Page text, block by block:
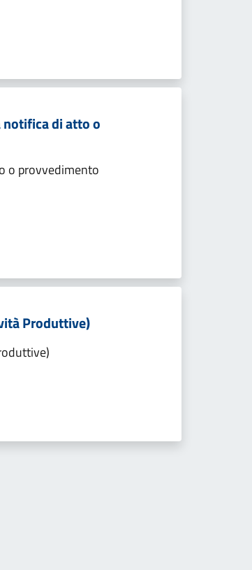
notifica di atto o
o provvedimento
Produttive)